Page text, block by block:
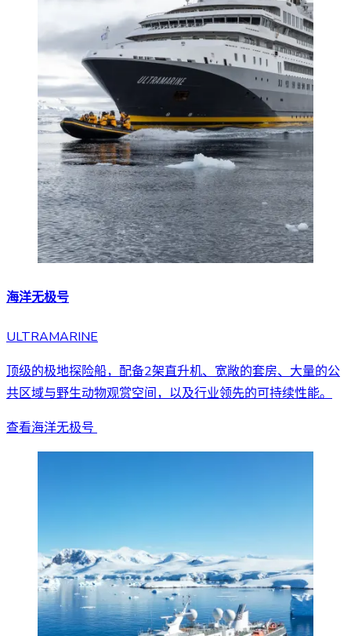
海洋无极号
ULTRAMARINE
顶级的极地探险船，配备2架直升机、宽敞的套房、大量的公
共区域与野生动物观赏空间，以及行业领先的可持续性能。
查看海洋无极号